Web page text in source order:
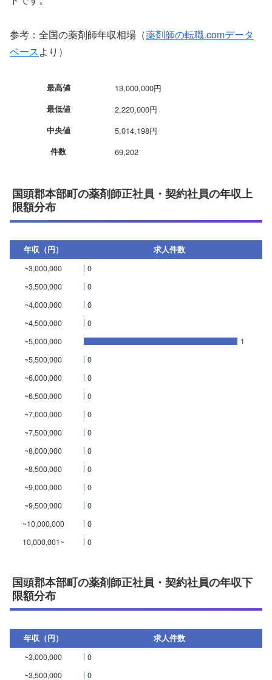
参考：全国の薬剤師年収相場（薬剤師の転職.comデータ
ベースより）
最高値 13,000,000円
最低値 2,220,000円
中央値 5,014,198円
件数 69,202
国頭郡本部町の薬剤師正社員・契約社員の年収上
限額分布
年収（円）
求人件数
~3,000,000
0
~3,500,000
0
~4,000,000
0
~4,500,000
0
~5,000,000
1
~5,500,000
0
~6,000,000
0
~6,500,000
0
~7,000,000
0
~7,500,000
0
~8,000,000
0
~8,500,000
0
~9,000,000
0
~9,500,000
0
~10,000,000
0
10,000,001~
0
国頭郡本部町の薬剤師正社員・契約社員の年収下
限額分布
年収（円）
求人件数
~3,000,000
0
~3,500,000
0